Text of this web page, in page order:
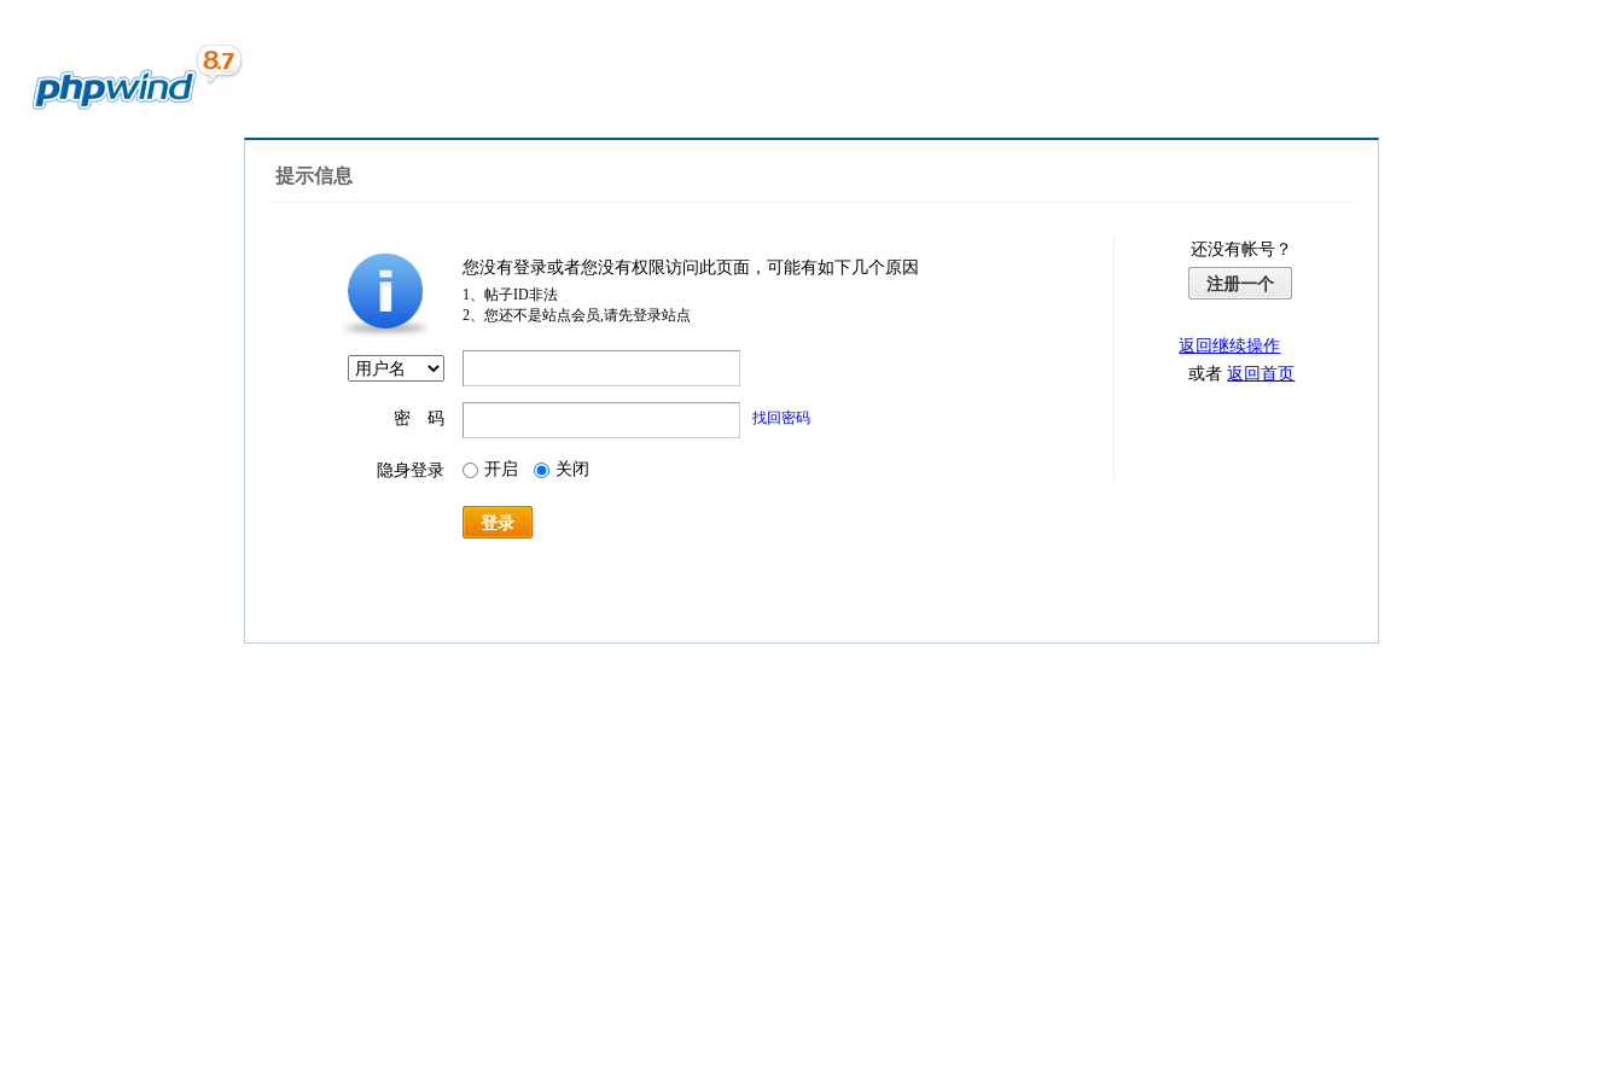
提示信息
您没有登录或者您没有权限访问此页面，可能有如下几个原因
1、帖子ID非法
2、您还不是站点会员,请先登录站点
密 码 找回密码
隐身登录 开启 关闭
登录
还没有帐号？
注册一个
返回继续操作
或者返回首页